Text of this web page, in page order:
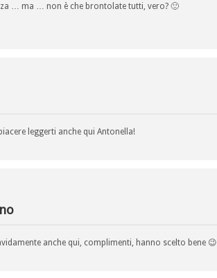
… ma … non è che brontolate tutti, vero? 🙂
leggerti anche qui Antonella!
anche qui, complimenti, hanno scelto bene 😉